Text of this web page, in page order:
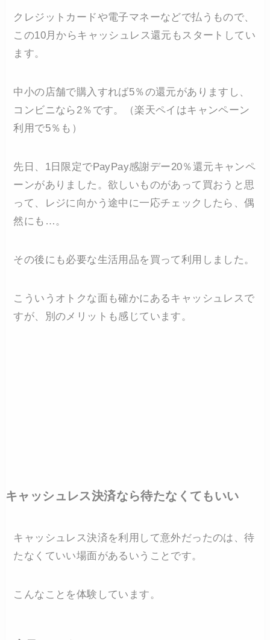
クレジットカードや電子マネーなどで払うもので、
この10月からキャッシュレス還元もスタートしてい
ます。
中小の店舗で購入すれば5％の還元がありますし、
コンビニなら2％です。（楽天ペイはキャンペーン
利用で5％も）
先日、1日限定でPayPay感謝デー20％還元キャンペ
ーンがありました。欲しいものがあって買おうと思
って、レジに向かう途中に一応チェックしたら、偶
然にも…。
その後にも必要な生活用品を買って利用しました。
こういうオトクな面も確かにあるキャッシュレスで
すが、別のメリットも感じています。
キャッシュレス決済なら待たなくてもいい
キャッシュレス決済を利用して意外だったのは、待
たなくていい場面があるいうことです。
こんなことを体験しています。